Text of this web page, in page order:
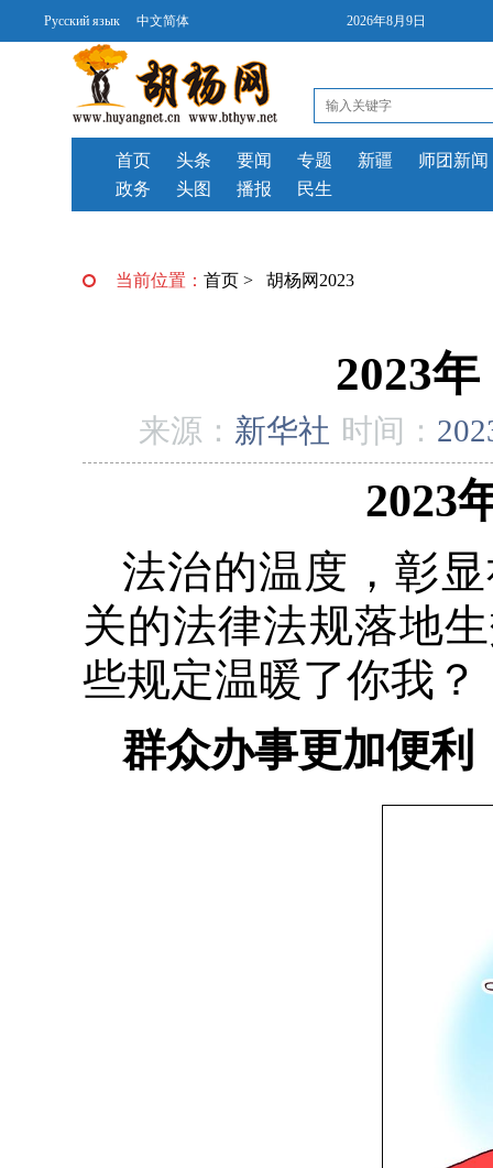
Русский язык 中文简体 2026年8月9日
首页 头条
要闻
政务
头图 播报
专题 新疆
师团新闻
民生
当前位置： 首页 > 胡杨网2023
2023
来源： 新华社 时间：
2023
法治的温度，彰
关的法律法规落地
些规定温暖了你我？
群众办事更加便利